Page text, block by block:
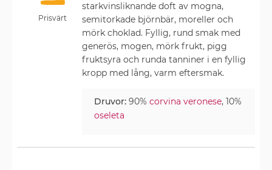
Prisvärt
starkvinsliknande doft av mogna,
semitorkade björnbär, moreller och
mörk choklad. Fyllig, rund smak med
generös, mogen, mörk frukt, pigg
fruktsyra och runda tanniner i en fyllig
kropp med lång, varm eftersmak.
Druvor: 90%corvina veronese, 10%
oseleta